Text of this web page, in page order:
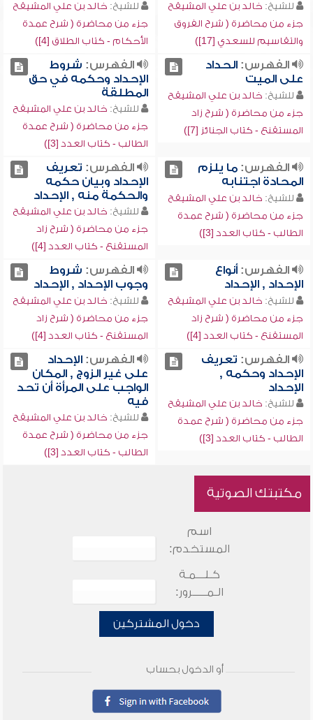
للشيخ: خالد بن علي المشيقح
جزء من محاضرة ( شرح الفروق
والتقاسيم للسعدي [17])
للشيخ: خالد بن علي المشيقح
جزء من محاضرة ( شرح عمدة
الأحكام - كتاب الطلاق [4])
الفهرس:الحداد
على الميت
للشيخ: خالد بن علي المشيقح
جزء من محاضرة ( شرح زاد
المستقنع - كتاب الجنائز [7])
الفهرس: شروط
الإحداد وحكمه في حق
المطلقة
للشيخ: خالد بن علي المشيقح
جزء من محاضرة ( شرح عمدة
الطالب - كتاب العدد [3])
الفهرس:ما يلزم
المحادة اجتنابه
للشيخ: خالد بن علي المشيقح
جزء من محاضرة ( شرح عمدة
الطالب - كتاب العدد [3])
الفهرس: تعريف
الإحداد وبيان حكمه
والحكمة منه , الإحداد
للشيخ: خالد بن علي المشيقح
جزء من محاضرة ( شرح زاد
المستقنع - كتاب العدد [4])
الفهرس:أنواع
الإحداد , الإحداد
للشيخ: خالد بن علي المشيقح
جزء من محاضرة ( شرح زاد
المستقنع - كتاب العدد [4])
الفهرس: شروط
وجوب الإحداد , الإحداد
للشيخ: خالد بن علي المشيقح
جزء من محاضرة ( شرح زاد
المستقنع - كتاب العدد [4])
الفهرس: تعريف
الإحداد وحكمه ,
الإحداد
للشيخ: خالد بن علي المشيقح
جزء من محاضرة ( شرح عمدة
الطالب - كتاب العدد [3])
الفهرس:الإحداد
على غير الزوج , المكان
الواجب على المرأة أن تحد
فيه
للشيخ: خالد بن علي المشيقح
جزء من محاضرة ( شرح عمدة
الطالب - كتاب العدد [3])
مكتبتك الصوتية
اسم
المستخدم:
كـلـــمـة
الـمـــــرور:
دخول المشتركين
أو الدخول بحساب